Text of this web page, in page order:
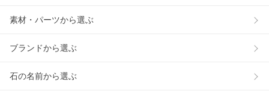
素材・パーツから選ぶ
ブランドから選ぶ
石の名前から選ぶ